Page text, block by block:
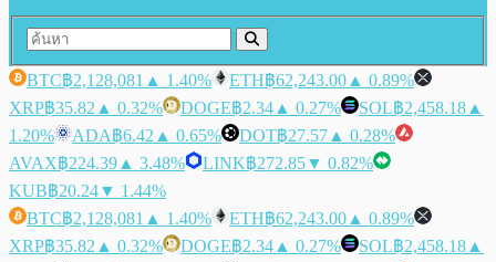
BTC฿2,128,081 ▲ 1.40% ETH฿62,243.00 ▲ 0.89%
XRP฿35.82 ▲ 0.32% DOGE฿2.34 ▲ 0.27% SOL฿2,458.18 ▲
1.20%
ADA฿6.42 ▲ 0.65% DOT฿27.57 ▲ 0.28%
AVAX฿224.39 ▲ 3.48% LINK฿272.85▼ 0.82%
KUB฿20.24▼ 1.44%
BTC฿2,128,081 ▲ 1.40% ETH฿62,243.00 ▲ 0.89%
XRP฿35.82 ▲ 0.32% DOGE฿2.34 ▲ 0.27% SOL฿2,458.18 ▲